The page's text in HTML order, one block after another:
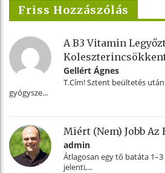
Friss Hozzászólás
A B3 Vitamin
Gellért Ágnes
T.Cím! Sztent beültetés
gyógysze...
Miért (nem) Jobb Az
admin
Átlagosan egy tő batáta
jelenti,...